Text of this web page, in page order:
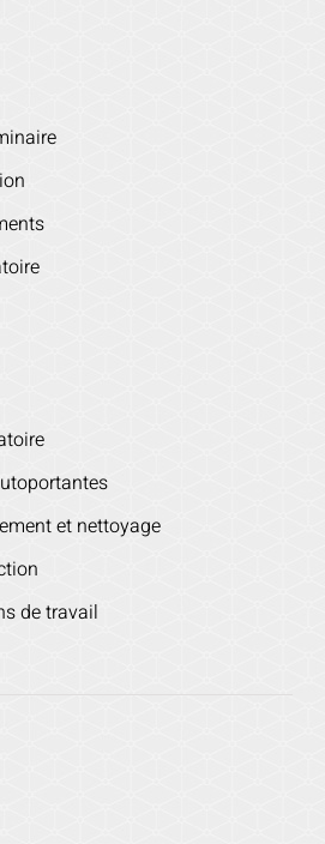
et nettoyage
de travail